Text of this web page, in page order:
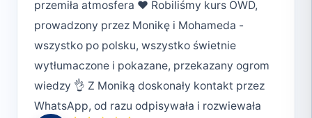
przemiła atmosfera ❤️ Robiliśmy kurs OWD,
prowadzony przez Monikę i Mohameda -
wszystko po polsku, wszystko świetnie
wytłumaczone i pokazane, przekazany ogrom
wiedzy 👌 Z Moniką doskonały kontakt przez
WhatsApp, od razu odpisywała i rozwiewała